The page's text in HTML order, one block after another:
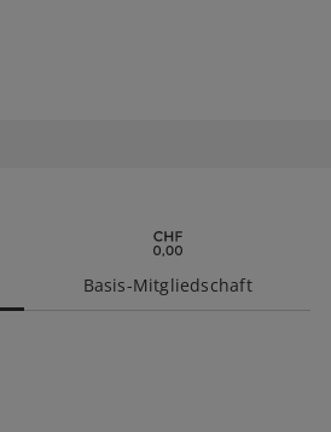
Basis-Mitgliedschaft